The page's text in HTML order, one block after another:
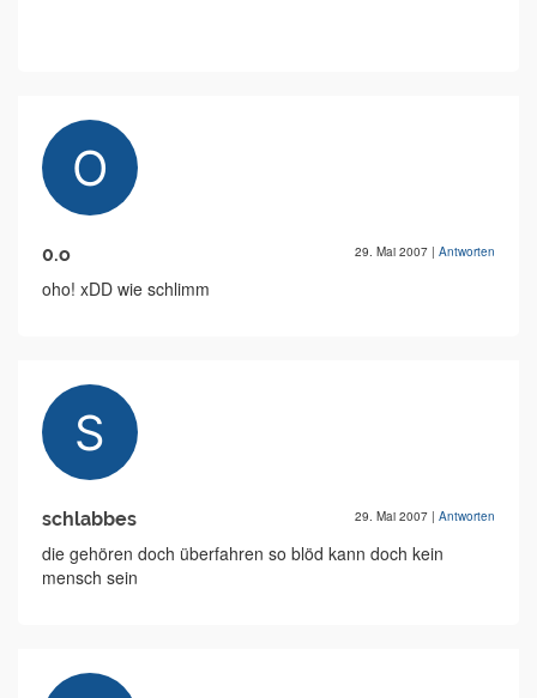
0.o 29. Mai 2007 | Antworten
oho! xDD wie schlimm
schlabbes 29. Mai 2007 | Antworten
die gehören doch überfahren so blöd kann doch kein
mensch sein